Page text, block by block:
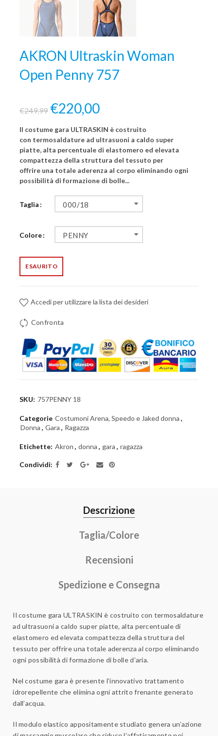
AKRON Ultraskin Woman
Open Penny 757
€249,99 €220,00
Il costume gara ULTRASKIN è costruito
con termosaldature ad ultrasuoni a caldo super
piatte, alta percentuale di elastomero ed elevata
compattezza della struttura del tessuto per
offrire una totale aderenza al corpo eliminando ogni
possibilità di formazione di bolle...
Taglia 000/18
Colore PENNY
ESAURITO
Accedi per utilizzare la lista dei desideri
Confronta
SKU: 757PENNY 18
Categorie Costumoni Arena, Speedo e Jaked donna ,
Donna , Gara , Ragazza
Etichette: Akron , donna , gara , ragazza
Condividi
Descrizione
Taglia/Colore
Recensioni
Spedizione e Consegna
Il costume garaULTRASKIN è costruito con termosaldature
ad ultrasuonia caldo super piatte,alta percentuale di
elastomero ed elevata compattezza della struttura del
tessuto per offrireuna totale aderenza al corpo eliminando
ogni possibilità di formazione di bolle d’aria.
Nel costume gara è presente l’innovativo trattamento
idrorepellente che elimina ogni attrito frenante generato
dall’acqua.
Il modulo elastico appositamente studiato genera un’azione